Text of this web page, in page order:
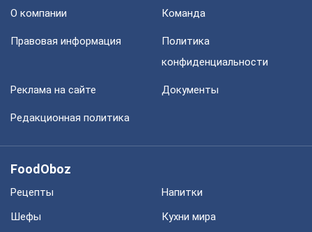
О компании Команда
Правовая информация
Политика
конфиденциальности
Реклама на сайте Документы
Редакционная политика
FoodOboz
Рецепты
Напитки
Шефы
Кухни мира